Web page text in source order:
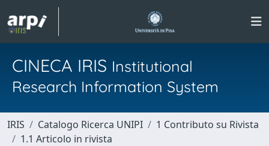
CINECA IRIS Institutional
Research Information System
IRIS Catalogo Ricerca UNIPI
1 Contributo su Rivista
1.1 Articolo in rivista